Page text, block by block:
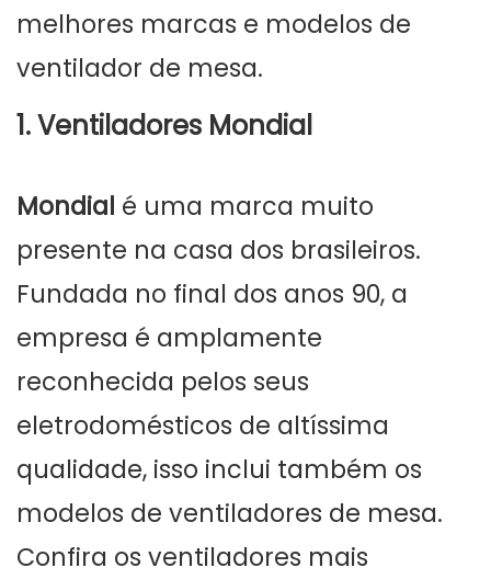
melhores marcas e modelos de
ventilador de mesa.
1. Ventiladores Mondial
Mondial é uma marca muito
presente na casa dos brasileiros.
Fundada no final dos anos 90, a
empresa é amplamente
reconhecida pelos seus
eletrodomésticos de altíssima
qualidade, isso inclui também os
modelos de ventiladores de mesa.
Confira os ventiladores mais